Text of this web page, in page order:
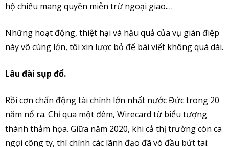
hộ chiếu mang quyền miễn trừ ngoại giao.…
Những hoạt động, thiệt hại và hậu quả của vụ gián điệp
này vô cùng lớn, tôi xin lược bỏ để bài viết không quá dài.
Lâu đài sụp đổ.
Rồi cơn chấn động tài chính lớn nhất nước Đức trong 20
năm nổ ra. Chỉ qua một đêm, Wirecard từ biểu tượng
thành thảm họa. Giữa năm 2020, khi cả thị trường còn ca
ngợi công ty, thì chính các lãnh đạo đã vò đầu bứt tai: